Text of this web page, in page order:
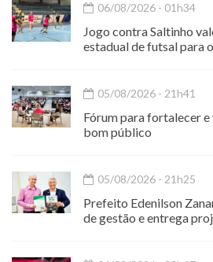
06/08/2026 - 01h34
Jogo contra Saltinho
estadual de futsal para
05/08/2026 - 21h41
Fórum para fortalecer
bom público
05/08/2026 - 21h25
Prefeito Edenilson
de gestão e entrega